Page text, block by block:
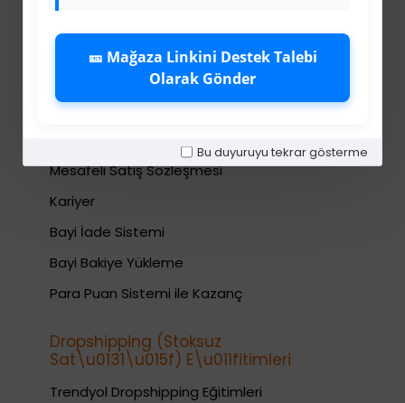
🎫 Mağaza Linkini Destek Talebi
Olarak Gönder
Bu duyuruyu tekrar gösterme
Banka Hesab Bilgileri
Kullanıcı Sözleşmesi
Mesafeli Satış Sözleşmesi
Kariyer
Bayi İade Sistemi
Bayi Bakiye Yükleme
Para Puan Sistemi ile Kazanç
Dropshipping (Stoksuz
Sat\u0131\u015f) E\u011fitimleri
Trendyol Dropshipping Eğitimleri